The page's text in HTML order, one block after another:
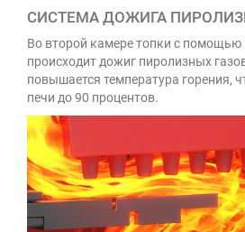
СИСТЕМА ДОЖИГА
Во второй камере топки с помощью
происходит дожиг пиролизных
повышается температура горения,
печи до 90 процентов.